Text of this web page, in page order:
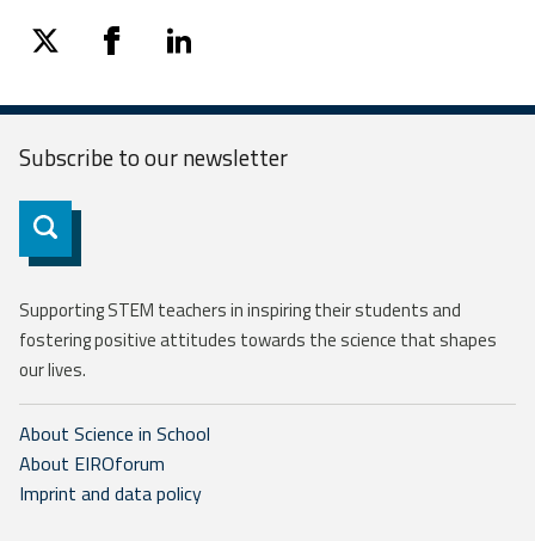
twitter facebooklinkedin
Subscribe to ournewsletter
Subscribe
Supporting STEM teachers in inspiring their students and
fostering positive attitudes towards the science that shapes
our lives.
About Science in School
About EIROforum
Imprint and data policy